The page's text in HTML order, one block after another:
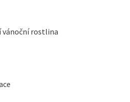
vánoční rostlina